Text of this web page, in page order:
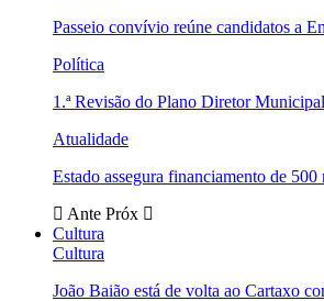
Passeio convívio reúne candidatos a
Política
1.ª Revisão do Plano Diretor
Atualidade
Estado assegura financiamento de
Ante Próx
Cultura
Cultura
João Baião está de volta ao Cartaxo